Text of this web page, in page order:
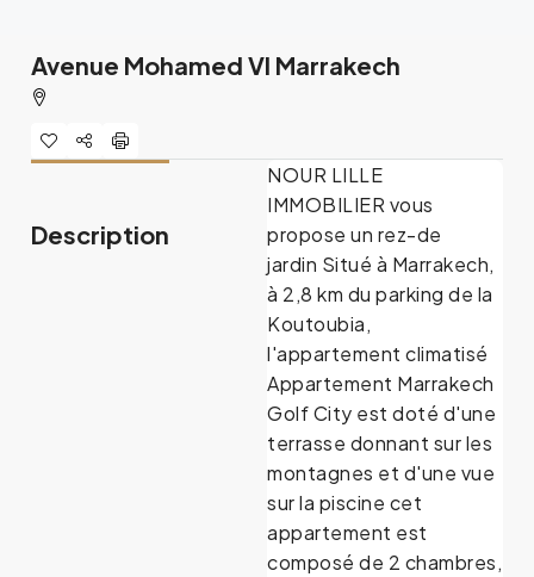
Avenue Mohamed VI Marrakech
Description
NOUR LILLE
IMMOBILIER vous
propose un rez-de
jardin Situé à Marrakech,
à 2,8 km du parking de la
Koutoubia,
l'appartement climatisé
Appartement Marrakech
Golf City est doté d'une
terrasse donnant sur les
montagnes et d'une vue
sur la piscine cet
appartement est
composé de 2 chambres,